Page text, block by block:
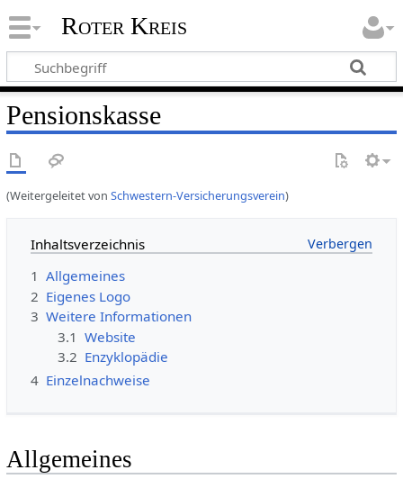
Roter Kreis
Pensionskasse
(Weitergeleitet von Schwestern-Versicherungsverein)
Inhaltsverzeichnis
1 Allgemeines
2 Eigenes Logo
3 Weitere Informationen
3.1 Website
3.2 Enzyklopädie
4 Einzelnachweise
Allgemeines